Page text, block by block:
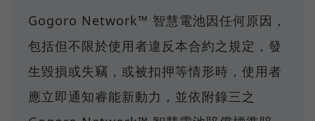
Gogoro Network™ 智慧電池因任何原因，
包括但不限於使用者違反本合約之規定，發
生毀損或失竊，或被扣押等情形時，使用者
應立即通知睿能新動力，並依附錄三之